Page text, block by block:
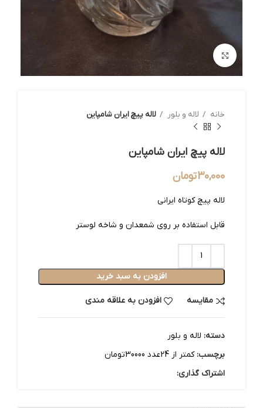
خانه لاله و بلور لاله پیچ ایران شامپاین
لاله پیچ ایران شامپاین
30,000تومان
لاله پیچ کوتاه ایرانی
قابل استفاده بر روی شمعدان و شاخه لوستر
افزودن به سبد خرید
مقایسه افزودن به علاقه مندی
دسته: لاله و بلور
برچسب: کمتر از 24عدد 30000تومان
اشتراک گذاری: